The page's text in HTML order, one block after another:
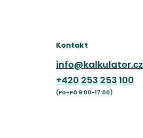
Kontakt
info@kalkulator.cz
+420 253 253 100
(Po-Pá 9:00-17:00)